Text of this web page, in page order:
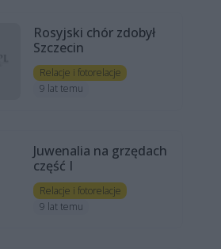
Rosyjski chór zdobył
Szczecin
Relacje i fotorelacje
9 lat temu
Juwenalia na grzędach
część I
Relacje i fotorelacje
9 lat temu